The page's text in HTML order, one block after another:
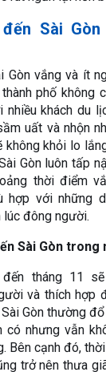
Sài
Gòn vắng và ít
phố không
khách du
uất và nhộn
không khỏi lo
Gòn luôn tấp
thời điểm
hợp với những
lúc đông người.
Sài Gòn trong
đến tháng 11
và thích hợp
Gòn thường
có nhưng vẫn
Bên cạnh đó,
trở nên thưa